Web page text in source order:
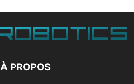
À PROPOS